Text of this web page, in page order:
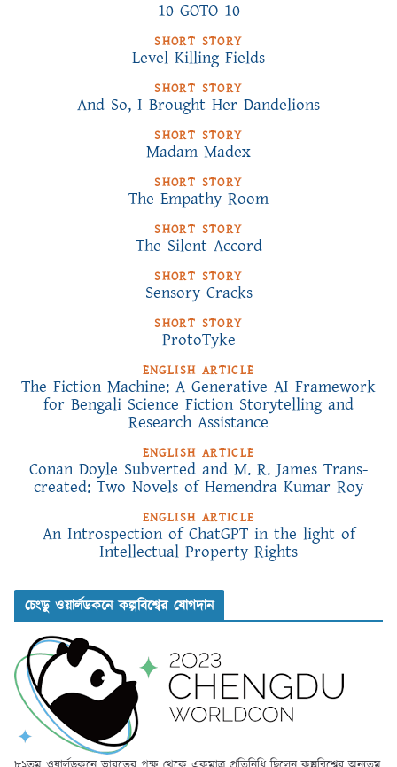
10 GOTO 10
SHORT STORY
Level Killing Fields
SHORT STORY
And So, I Brought Her Dandelions
SHORT STORY
Madam Madex
SHORT STORY
The Empathy Room
SHORT STORY
The Silent Accord
SHORT STORY
Sensory Cracks
SHORT STORY
ProtoTyke
ENGLISH ARTICLE
The Fiction Machine: A Generative AI Framework
for Bengali Science Fiction Storytelling and
Research Assistance
ENGLISH ARTICLE
Conan Doyle Subverted and M. R. James Trans-
created: Two Novels of Hemendra Kumar Roy
ENGLISH ARTICLE
An Introspection of ChatGPT in the light of
Intellectual Property Rights
চেংডু ওয়ার্লডকনে কল্পবিশ্বের যোগদান